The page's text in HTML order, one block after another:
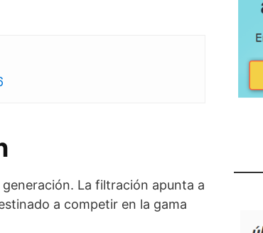
La filtración apunta a
a competir en la gama